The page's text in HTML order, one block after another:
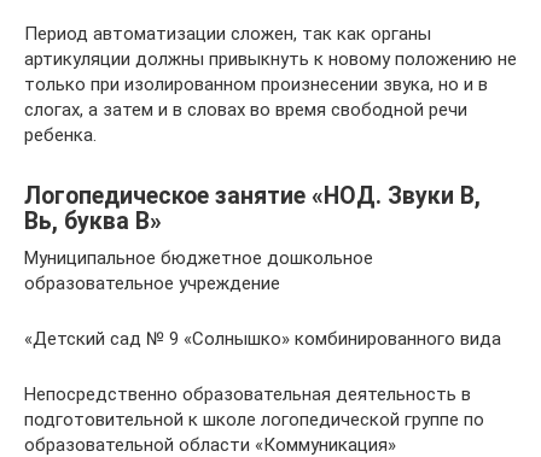
Период автоматизации сложен, так как органы
артикуляции должны привыкнуть к новому положению не
только при изолированном произнесении звука, но и в
слогах, а затем и в словах во время свободной речи
ребенка.
Логопедическое занятие «НОД. Звуки В,
Вь, буква В»
Муниципальное бюджетное дошкольное
образовательное учреждение
«Детский сад № 9 «Солнышко» комбинированного вида
Непосредственно образовательная деятельность в
подготовительной к школе логопедической группе по
образовательной области «Коммуникация»